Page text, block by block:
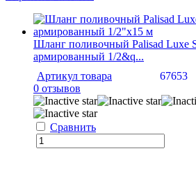
Шланг поливочный Palisad Luxe
армированный 1/2&q...
Артикул товара
67653
0 отзывов
Сравнить